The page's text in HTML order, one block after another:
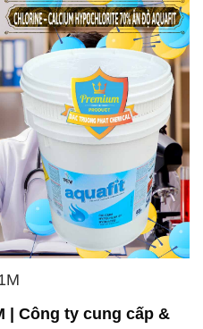
| Công ty cung cấp &